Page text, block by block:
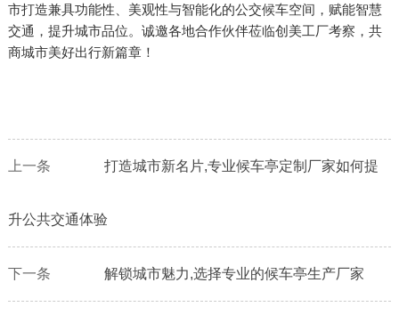
市打造兼具功能性、美观性与智能化的公交候车空间，赋能智慧
交通，提升城市品位。诚邀各地合作伙伴莅临创美工厂考察，共
商城市美好出行新篇章！
上一条 打造城市新名片,专业候车亭定制厂家如何提
升公共交通体验
下一条 解锁城市魅力,选择专业的候车亭生产厂家